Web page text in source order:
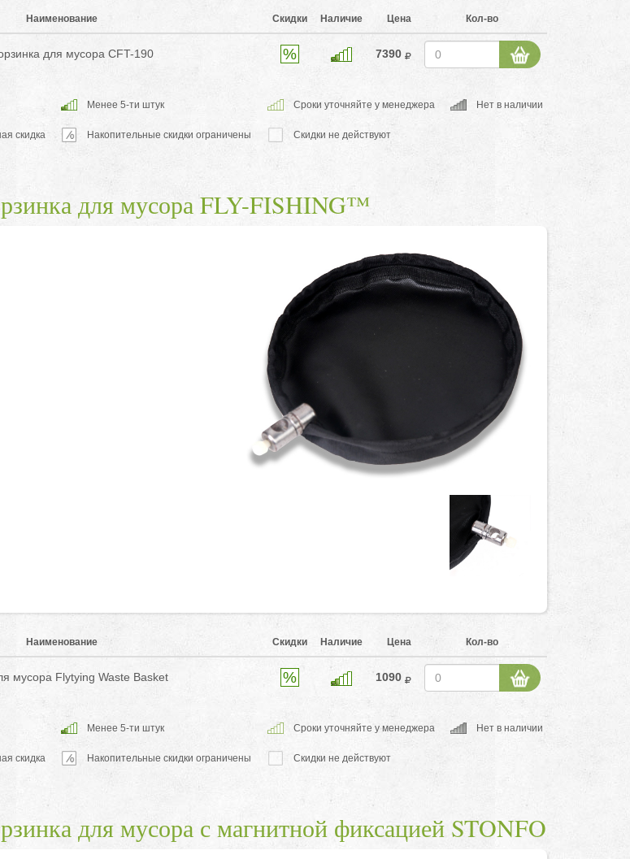
Наименование Скидки Наличие Цена Кол-во
для мусора CFT-190 7390
Менее 5-ти штук Cроки уточняйте у менеджера Нет в наличии
скидка Накопительные скидки ограничены Скидки не действуют
для мусора FLY-FISHING™
Наименование Скидки Наличие Цена Кол-во
мусора Flytying Waste Basket 1090
Менее 5-ти штук Cроки уточняйте у менеджера Нет в наличии
скидка Накопительные скидки ограничены Скидки не действуют
для мусора с магнитной фиксацией STONFO